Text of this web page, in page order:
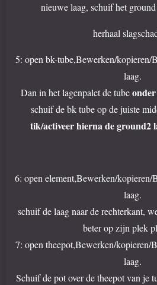
nieuwe laag, schuif het
herhaal
5: open bk-tube,Bewerken/kopieren/
laag.
Dan in het lagenpalet de tubeonder
schuif de bk tube op de juiste
tik/activeer hierna de ground2
6: open element,Bewerken/
laag.
schuif de laag naar de rechterkant,
beter op zijn plek
7: open theepot,Bewerken/kopieren/
laag.
Schuif de pot over de theepot van je